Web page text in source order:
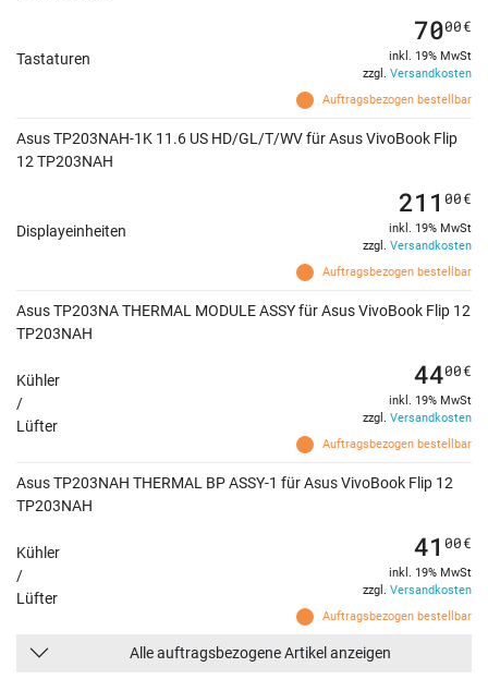
Tastaturen
Auftragsbezogen bestellbar
7000€
inkl. 19% MwSt
zzgl. Versandkosten
Asus TP203NAH-1K 11.6 US HD/GL/T/WV für Asus VivoBook Flip
12 TP203NAH
Displayeinheiten
Auftragsbezogen bestellbar
211 00€
inkl. 19% MwSt
zzgl. Versandkosten
Asus TP203NA THERMAL MODULE ASSY für Asus VivoBook Flip 12
TP203NAH
Kühler
/
Lüfter
Auftragsbezogen bestellbar
4400€
inkl. 19% MwSt
zzgl. Versandkosten
Asus TP203NAH THERMAL BP ASSY-1 für Asus VivoBook Flip 12
TP203NAH
Kühler
/
Lüfter
Auftragsbezogen bestellbar
41 00€
inkl. 19% MwSt
zzgl. Versandkosten
Alle auftragsbezogene Artikel anzeigen